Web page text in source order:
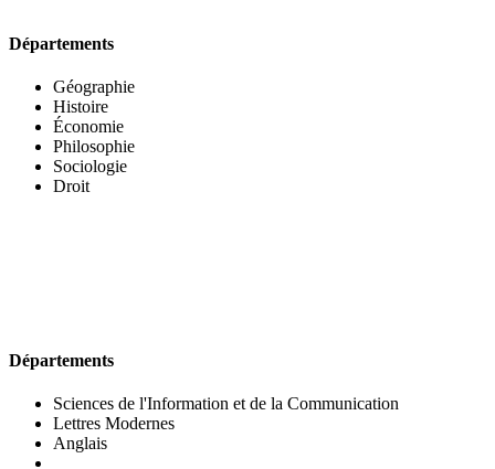
Départements
Géographie
Histoire
Économie
Philosophie
Sociologie
Droit
Départements
Sciences de l'Information et de la Communication
Lettres Modernes
Anglais